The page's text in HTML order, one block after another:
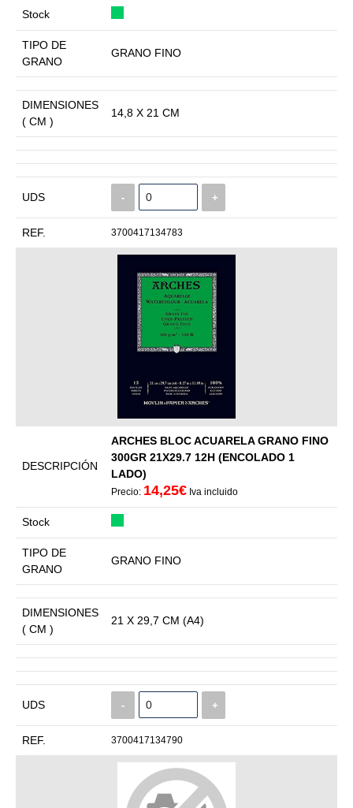
Stock
TIPO DE
GRANO
GRANO FINO
DIMENSIONES
( CM )
14,8 X 21 CM
UDS - +
REF. 3700417134783
DESCRIPCIÓN
ARCHES BLOC ACUARELA GRANO FINO
300GR 21X29.7 12H (ENCOLADO 1
LADO)
Precio: 14,25€ Iva incluido
Stock
TIPO DE
GRANO
GRANO FINO
DIMENSIONES
( CM )
21 X 29,7 CM (A4)
UDS - +
REF. 3700417134790